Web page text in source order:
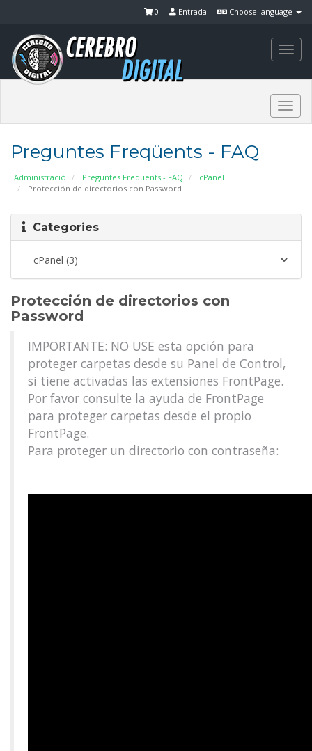
Choose language
Entrada
0
Preguntes Freqüents - FAQ
Administració Preguntes Freqüents - FAQ
cPanel
Protección de directorios con Password
Categories
Protección de directorios con
Password
IMPORTANTE: NO USE esta opción para
proteger carpetas desde su Panel de Control,
si tiene activadas las extensiones FrontPage.
Por favor consulte la ayuda de FrontPage
para proteger carpetas desde el propio
FrontPage.
Para proteger un directorio con contraseña: